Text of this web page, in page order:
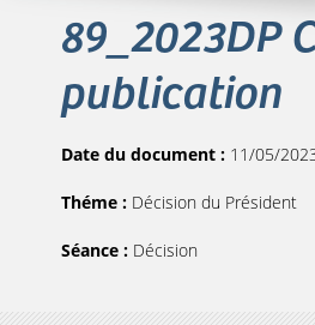
89_2023DP
publication
Date du document : 11/05/
Théme : Décision du Président
Séance : Décision